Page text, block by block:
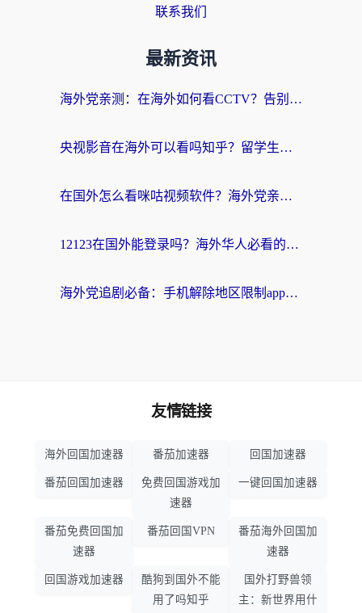
联系我们
最新资讯
海外党亲测：在海外如何看CCTV？告别“仅限大陆播放”的实用指南
央视影音在海外可以看吗知乎？留学生亲测：3步解决地域限制+追剧自由
在国外怎么看咪咕视频软件？海外党亲测有效的回国加速方案
12123在国外能登录吗？海外华人必看的回国加速实用指南
海外党追剧必备：手机解除地区限制app怎么选？解决央视视频&国内剧地区限制全指南
友情链接
海外回国加速器 番茄加速器 回国加速器
番茄回国加速器
免费回国游戏加
速器
一键回国加速器
番茄免费回国加
速器
番茄回国VPN
番茄海外回国加
速器
回国游戏加速器
酷狗到国外不能
用了吗知乎
国外打野兽领
主：新世界用什